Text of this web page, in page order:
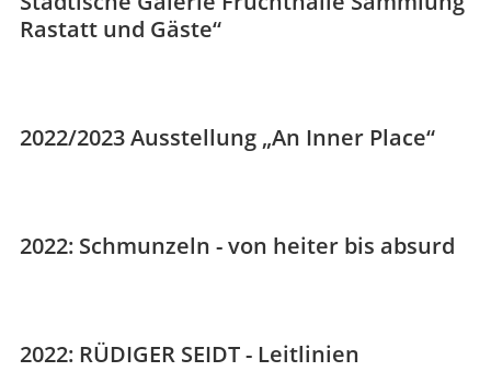
Rastatt und Gäste“
2022/2023 Ausstellung „An Inner Place“
2022: Schmunzeln - von heiter bis absurd
2022: RÜDIGER SEIDT - Leitlinien